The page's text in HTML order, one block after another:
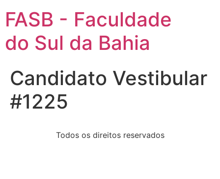
FASB - Faculdade
do Sul da Bahia
Candidato Vestibular
#1225
Todos os direitos reservados